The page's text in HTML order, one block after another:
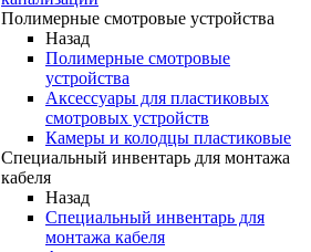
Полимерные смотровые устройства
Назад
Полимерные смотровые
устройства
Аксессуары для пластиковых
смотровых устройств
Камеры и колодцы пластиковые
Специальный инвентарь для монтажа
кабеля
Назад
Специальный инвентарь для
монтажа кабеля